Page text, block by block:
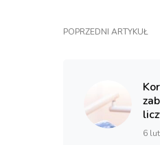
POPRZEDNI ARTYKUŁ
6